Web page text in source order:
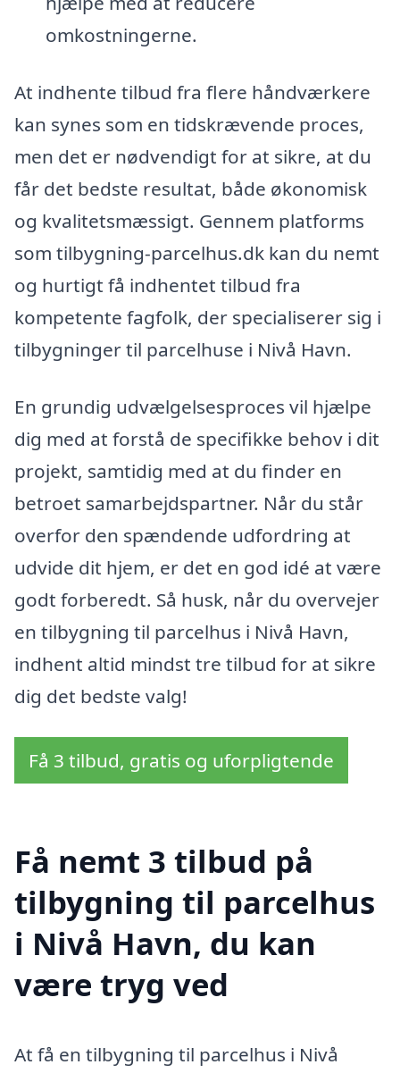
omkostningerne.
At indhente tilbud fra flere håndværkere
kan synes som en tidskrævende proces,
men det er nødvendigt for at sikre, at du
får det bedste resultat, både økonomisk
og kvalitetsmæssigt. Gennem platforms
som tilbygning-parcelhus.dk kan du nemt
og hurtigt få indhentet tilbud fra
kompetente fagfolk, der specialiserer sig i
tilbygninger til parcelhuse i Nivå Havn.
En grundig udvælgelsesproces vil hjælpe
dig med at forstå de specifikke behov i dit
projekt, samtidig med at du finder en
betroet samarbejdspartner. Når du står
overfor den spændende udfordring at
udvide dit hjem, er det en god idé at være
godt forberedt. Så husk, når du overvejer
en tilbygning til parcelhus i Nivå Havn,
indhent altid mindst tre tilbud for at sikre
dig det bedste valg!
Få 3 tilbud, gratis og uforpligtende
Få nemt 3 tilbud på
tilbygning til parcelhus
i Nivå Havn, du kan
være tryg ved
At få en tilbygning til parcelhus i Nivå